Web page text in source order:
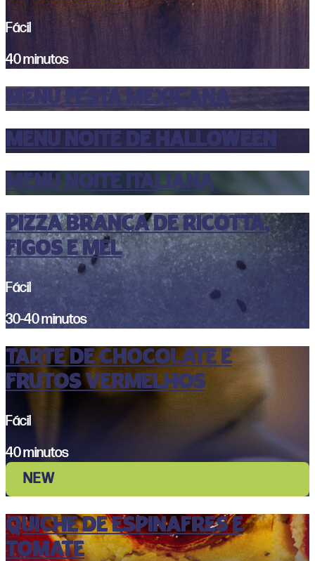
Fácil
40 minutos
MENU FESTA MEXICANA
MENU NOITE DE HALLOWEEN
MENU NOITE ITALIANA
PIZZA BRANCA DE RICOTTA,
FIGOS E MEL
Fácil
30-40 minutos
tarte de chocolate e
frutos vermelhos
Fácil
40 minutos
NEW
QUICHE DE ESPINAFRES E
TOMATE